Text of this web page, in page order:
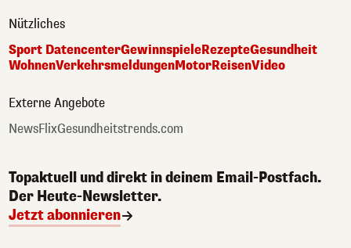
Nützliches
Sport DatencenterGewinnspieleRezepteGesundheit
WohnenVerkehrsmeldungenMotorReisenVideo
Externe Angebote
NewsFlixGesundheitstrends.com
Topaktuell und direkt in deinem Email-Postfach.
Der Heute-Newsletter.
Jetzt abonnieren